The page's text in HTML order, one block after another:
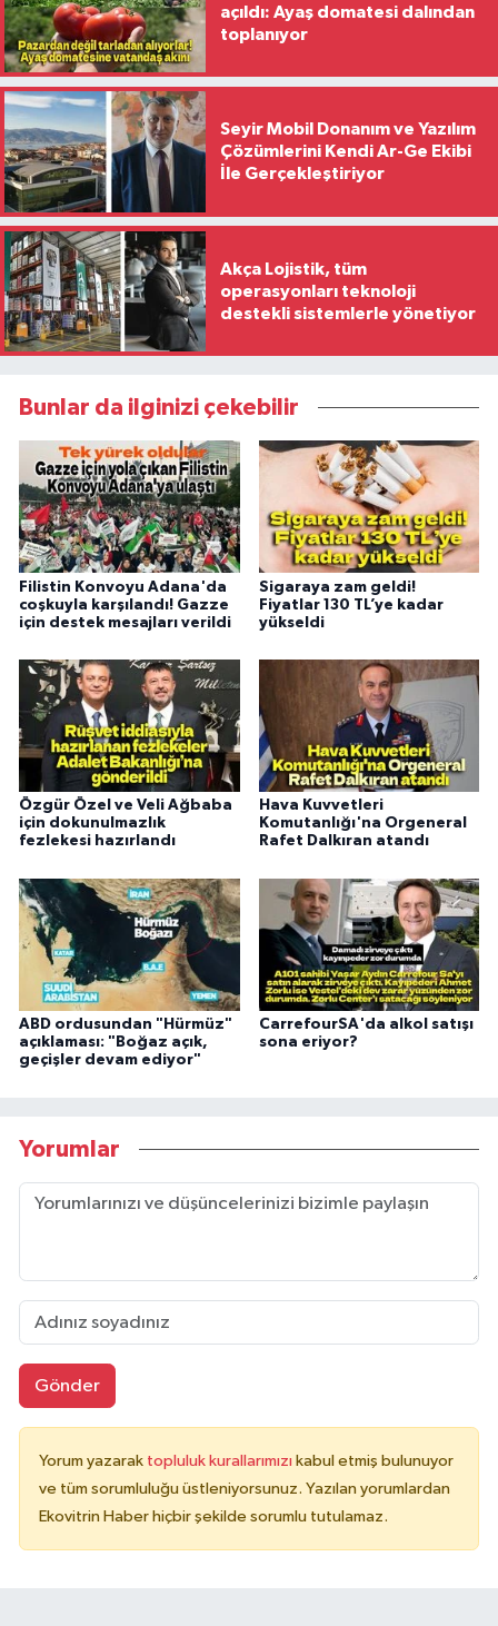
açıldı: Ayaş domatesi dalından
toplanıyor
Seyir Mobil Donanım ve Yazılım
Çözümlerini Kendi Ar-Ge Ekibi
İle Gerçekleştiriyor
Akça Lojistik, tüm
operasyonları teknoloji
destekli sistemlerle yönetiyor
Bunlar da ilginizi çekebilir
Filistin Konvoyu Adana'da
coşkuyla karşılandı! Gazze
için destek mesajları verildi
Sigaraya zam geldi!
Fiyatlar 130 TL’ye kadar
yükseldi
Özgür Özel ve Veli Ağbaba
için dokunulmazlık
fezlekesi hazırlandı
Hava Kuvvetleri
Komutanlığı'na Orgeneral
Rafet Dalkıran atandı
ABD ordusundan "Hürmüz"
açıklaması: "Boğaz açık,
geçişler devam ediyor"
CarrefourSA'da alkol satışı
sona eriyor?
Yorumlar
Gönder
Yorum yazarak topluluk kurallarımızı kabul etmiş bulunuyor
ve tüm sorumluluğu üstleniyorsunuz. Yazılan yorumlardan
Ekovitrin Haber hiçbir şekilde sorumlu tutulamaz.